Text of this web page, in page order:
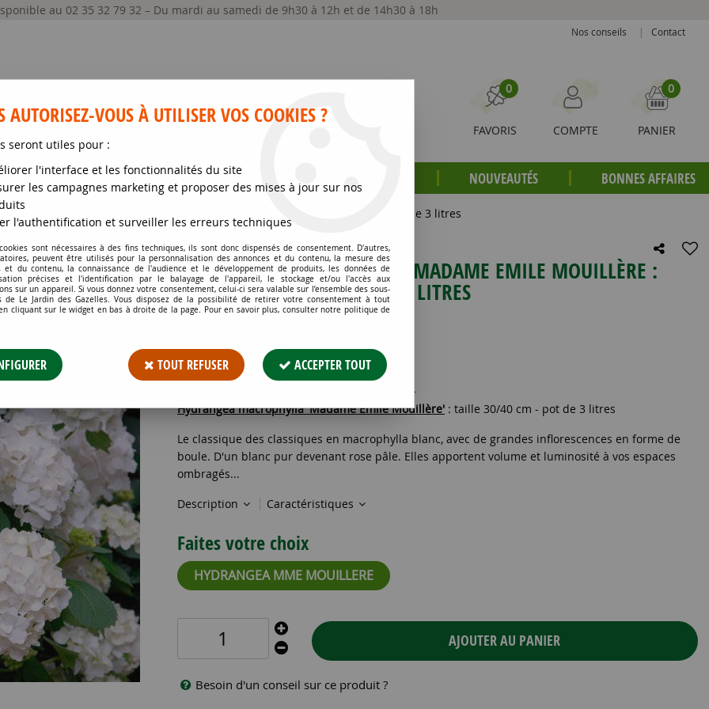
au 02 35 32 79 32 – Du mardi au samedi de 9h30 à 12h et de 14h30 à 18h
Nos conseils | Contact
0
FAVORIS COMPTE
0
PANIER
GRAINES ET SEMENCES MATÉRIELS NOUVEAUTÉS BONNES AFFAIRES
> Hydrangea macrophylla Madame Emile Mouillère : taille 30/40 cm - pot de 3 litres
HYDRANGEA MACROPHYLLA MADAME EMILE MOUILLÈRE :
TAILLE 30/40 CM - POT DE 3 LITRES
Soyez le premier à donner votre avis !
10,57€ TTC
HYDRANGEA MME MOUILLERE C3L 30/+
Hydrangea macrophylla 'Madame Emile Mouillère' : taille 30/40 cm - pot de 3 litres
Le classique des classiques en macrophylla blanc, avec de grandes inflorescences en forme de
boule. D'un blanc pur devenant rose pâle. Elles apportent volume et luminosité à vos espaces
ombragés...
Description
Caractéristiques
Faites votre choix
HYDRANGEA MME MOUILLERE
AJOUTER AU PANIER
Besoin d'un conseil sur ce produit ?
AUTORISEZ-VOUS À UTILISER VOS COOKIES ?
seront utiles pour :
l'interface et les fonctionnalités du site
les campagnes marketing et proposer des mises à jour sur nos
l'authentification et surveiller les erreurs techniques
sont nécessaires à des fins techniques, ils sont donc dispensés de consentement. D'autres,
peuvent être utilisés pour la personnalisation des annonces et du contenu, la mesure des
et du contenu, la connaissance de l'audience et le développement de produits, les données de
précises et l'identification par le balayage de l'appareil, le stockage et/ou l'accès aux
sur un appareil. Si vous donnez votre consentement, celui-ci sera valable sur l’ensemble des sous-
de Le Jardin des Gazelles. Vous disposez de la possibilité de retirer votre consentement à tout
cliquant sur le widget en bas à droite de la page. Pour en savoir plus, consulter notre politique de
TOUT REFUSER ACCEPTER TOUT